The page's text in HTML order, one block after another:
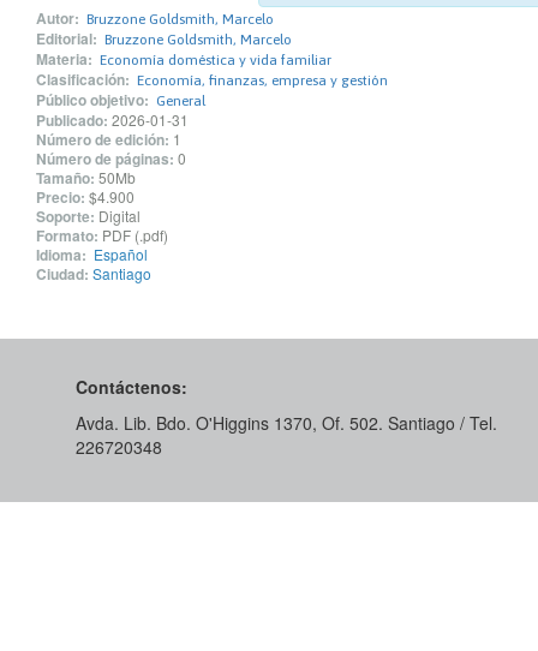
Autor: Bruzzone Goldsmith, Marcelo
Editorial: Bruzzone Goldsmith, Marcelo
Materia: Economía doméstica y vida familiar
Clasificación: Economía, finanzas, empresa y gestión
Público objetivo: General
Publicado: 2026-01-31
Número de edición: 1
Número de páginas: 0
Tamaño: 50Mb
Precio: $4.900
Soporte: Digital
Formato: PDF (.pdf)
Idioma: Español
Ciudad: Santiago
Contáctenos:
Avda. Lib. Bdo. O'Higgins 1370, Of. 502. Santiago / Tel.
226720348